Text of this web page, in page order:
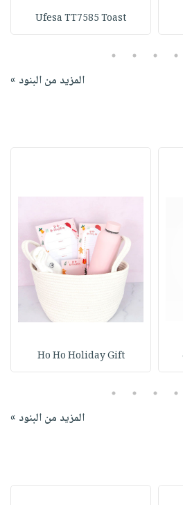
Ufesa TT7585 Toast
2
3
4
5
المزيد من البنود »
Ho Ho Holiday Gift
2
3
4
5
المزيد من البنود »